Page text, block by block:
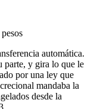
automática.
parte, y gira lo que le
por una ley que
mandaba la
desde la